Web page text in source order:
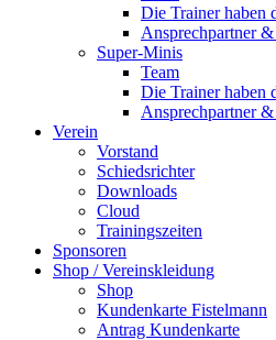
Die Trainer haben
Ansprechpartner
Super-Minis
Team
Die Trainer haben
Ansprechpartner
Verein
Vorstand
Schiedsrichter
Downloads
Cloud
Trainingszeiten
Sponsoren
Shop / Vereinskleidung
Shop
Kundenkarte Fistelmann
Antrag Kundenkarte